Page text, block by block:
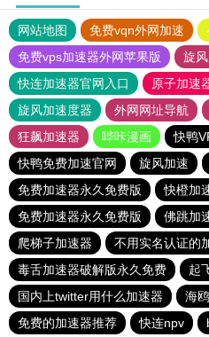
网站地图 免费vqn外网加速
免费vps加速器外网苹果版
旋
快连加速器官网入口
原子加速
旋风加速度器
外网网址导航
狂飙加速器
哔咔漫画 快鸭
快鸭免费加速官网
旋风加速
免费加速器永久免费版
快橙加
免费加速器永久免费版
佛跳加
爬梯子加速器
不用实名认证的
毒舌加速器破解版永久免费
起
国内上twitter用什么加速器
海
免费的加速器推荐
快连npv